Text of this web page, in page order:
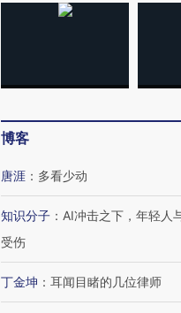
员跨国走私7万
育部长拱下台
走进第四届链博
有意思的生活方
博客
唐涯 ： 多看少动
知识分子 ： AI冲击之下，年轻人
受伤
丁金坤 ： 耳闻目睹的几位律师